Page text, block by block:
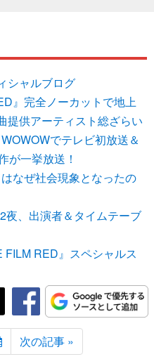
シャルブログ
』完全ノーカットで地上
提供アーティスト総ざらい
でテレビ初放送＆
が一挙放送！
なぜ社会現象となったの
夜、出演者＆タイムテーブ
RED』スペシャルス
次の記事 »